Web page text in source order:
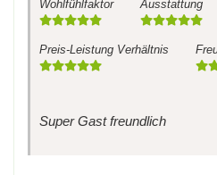
Wohlfühlfaktor Ausstattung
Preis-Leistung Verhältnis
Super Gast freundlich